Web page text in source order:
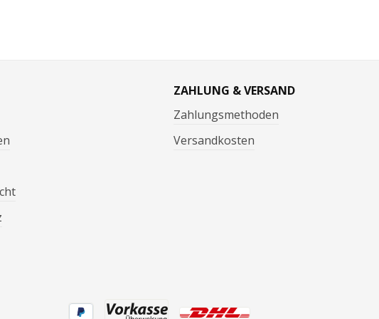
ZAHLUNG & VERSAND
Zahlungsmethoden
Versandkosten